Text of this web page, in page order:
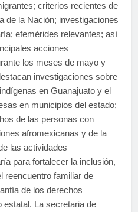
criterios recientes de
de la Nación; investigaciones
efemérides relevantes; así
acciones
los meses de mayo y
investigaciones sobre
en Guanajuato y el
en municipios del estado;
de las personas con
afromexicanas y de la
las actividades
para fortalecer la inclusión,
reencuentro familiar de
de los derechos
estatal. La secretaria de